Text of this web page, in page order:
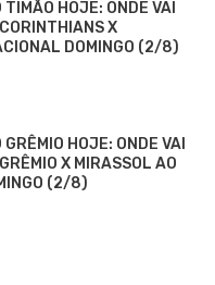
TIMÃO HOJE: ONDE VAI
X
DOMINGO (2/8)
GRÊMIO HOJE: ONDE VAI
X MIRASSOL AO
(2/8)